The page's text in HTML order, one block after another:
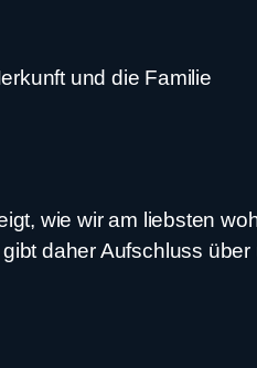
und die Familie
wie wir am liebsten
daher Aufschluss